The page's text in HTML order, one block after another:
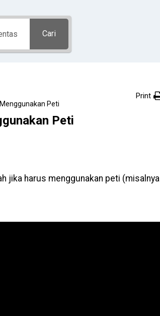
Cari
Peti
Print
Peti
jika harus menggunakan peti (misalnya